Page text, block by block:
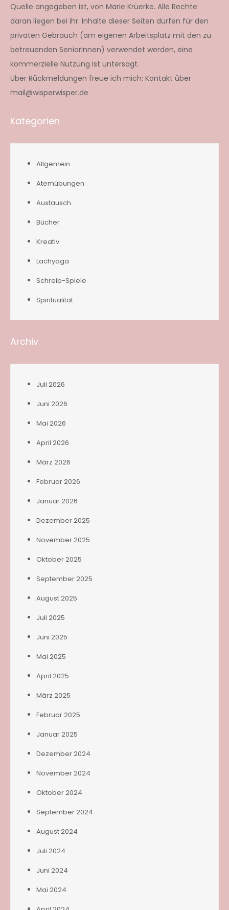
Quelle angegeben ist, von Marie Krüerke. Alle Rechte
daran liegen bei ihr. Inhalte dieser Seiten dürfen für den
privaten Gebrauch (am eigenen Arbeitsplatz mit den zu
betreuenden SeniorInnen) verwendet werden, eine
kommerzielle Nutzung ist untersagt.
Über Rückmeldungen freue ich mich: Kontakt über
mail@wisperwisper.de
Kategorien
Allgemein
Atemübungen
Austausch
Bücher
Kreativ
Lachyoga
Schreib-Spiele
Spiritualität
Archiv
Juli 2026
Juni 2026
Mai 2026
April 2026
März 2026
Februar 2026
Januar 2026
Dezember 2025
November 2025
Oktober 2025
September 2025
August 2025
Juli 2025
Juni 2025
Mai 2025
April 2025
März 2025
Februar 2025
Januar 2025
Dezember 2024
November 2024
Oktober 2024
September 2024
August 2024
Juli 2024
Juni 2024
Mai 2024